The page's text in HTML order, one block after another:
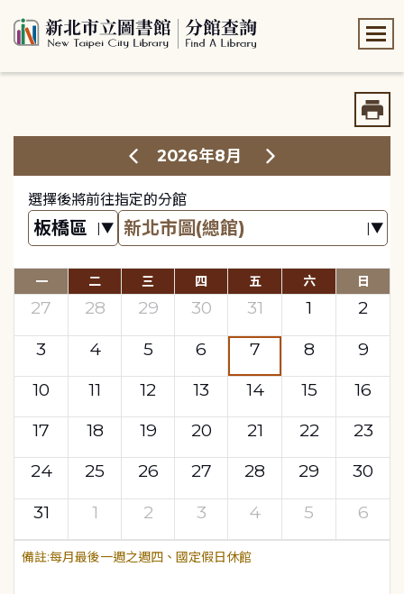
2026年8月
選擇後將前往指定的分館
一 二 三 四 五 六 日
27 28 29 30 31 1
2
3
4 5 6 7 8
9
10
11 12 13 14 15
16
17
18 19 20 21 22
23
24
25 26 27 28 29
30
31
1 2 3 4 5 6
每月最後一週之週四、國定假日休館